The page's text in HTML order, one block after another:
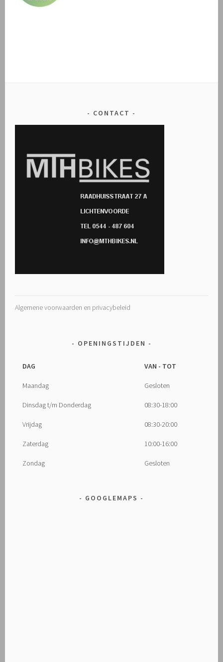
CONTACT
Algemene voorwaarden en privacybeleid
OPENINGSTIJDEN
DAG VAN - TOT
Maandag Gesloten
Dinsdag t/m Donderdag 08:30-18:00
Vrijdag 08:30-20:00
Zaterdag 10:00-16:00
Zondag Gesloten
GOOGLEMAPS